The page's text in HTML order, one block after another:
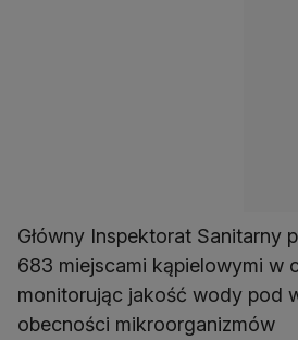
Główny Inspektorat Sanitarny
683 miejscami kąpielowymi w
monitorując jakość wody pod
obecności mikroorganizmów